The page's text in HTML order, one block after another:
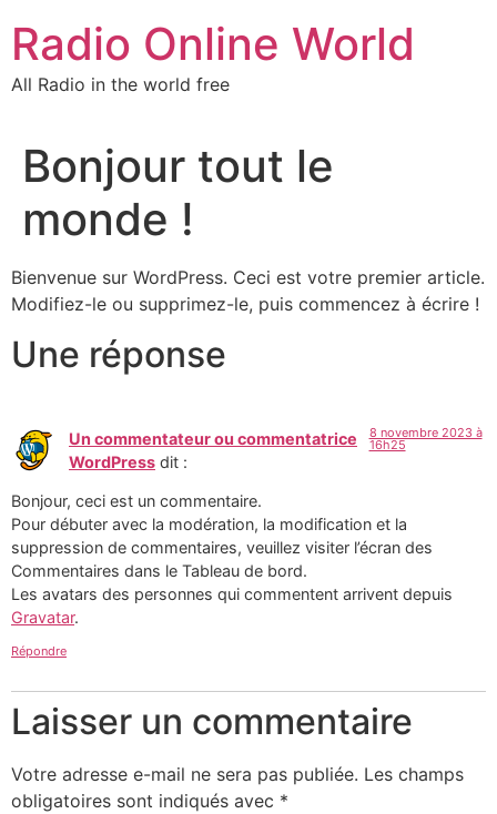
contenu
Radio Online World
All Radio in the world free
Bonjour tout le
monde !
Bienvenue sur WordPress. Ceci est votre premier article.
Modifiez-le ou supprimez-le, puis commencez à écrire !
Une réponse
Un commentateur ou commentatrice
WordPress dit :
8 novembre 2023 à
16h25
Bonjour, ceci est un commentaire.
Pour débuter avec la modération, la modification et la
suppression de commentaires, veuillez visiter l’écran des
Commentaires dans le Tableau de bord.
Les avatars des personnes qui commentent arrivent depuis
Gravatar.
Répondre
Laisser un commentaire
Votre adresse e-mail ne sera pas publiée. Les champs
obligatoires sont indiqués avec *